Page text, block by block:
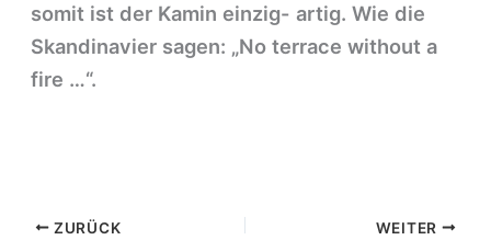
somit ist der Kamin einzig- artig. Wie die
Skandinavier sagen: „No terrace without a
fire …“.
ZURÜCK WEITER